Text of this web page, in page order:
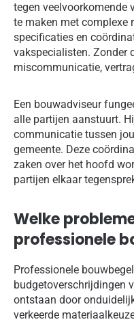
tegen veelvoorkomende
te maken met complexe
specificaties en
vakspecialisten. Zonder
miscommunicatie,
Een bouwadviseur
alle partijen aanstuurt.
communicatie tussen
gemeente. Deze
zaken over het hoofd
partijen elkaar
Welke
professionele
Professionele
budgetoverschrijdingen
ontstaan door
verkeerde